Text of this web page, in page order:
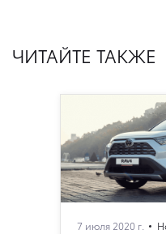
ЧИТАЙТЕ ТАКЖЕ
7 июля 2020 г.